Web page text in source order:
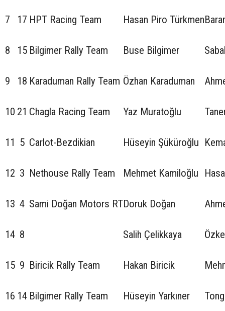
7 17 HPT Racing Team Hasan Piro Türkmen
8 15 Bilgimer Rally Team Buse Bilgimer
9 18 Karaduman Rally Team Özhan Karaduman
10 21 Chagla Racing Team Yaz Muratoğlu
11 5 Carlot-Bezdikian Hüseyin Şüküroğlu
12 3 Nethouse Rally Team Mehmet Kamiloğlu
13 4 Sami Doğan Motors RTDoruk Doğan
14 8 Salih Çelikkaya
15 9 Biricik Rally Team Hakan Biricik
16 14 Bilgimer Rally Team Hüseyin Yarkıner